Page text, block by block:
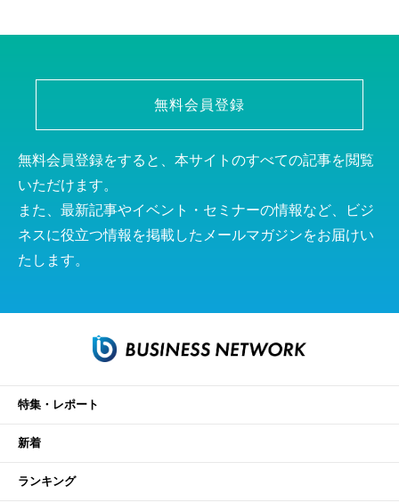
無料会員登録
無料会員登録をすると、本サイトのすべての記事を閲覧
いただけます。
また、最新記事やイベント・セミナーの情報など、ビジ
ネスに役立つ情報を掲載したメールマガジンをお届けい
たします。
特集・レポート
新着
ランキング